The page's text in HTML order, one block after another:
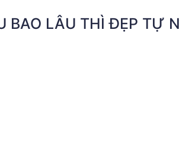
BAO LÂU THÌ ĐẸP TỰ